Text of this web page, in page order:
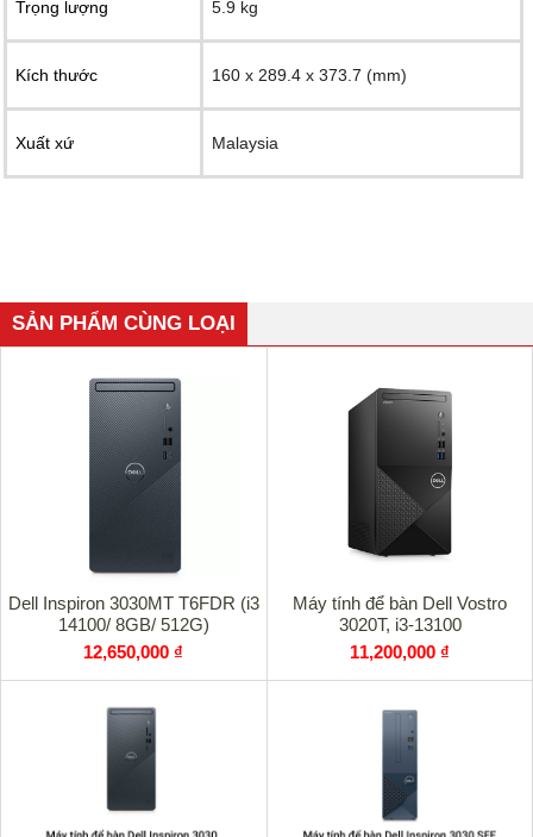
Trọng lượng 5.9 kg
Kích thước 160 x 289.4 x 373.7 (mm)
Xuất xứ Malaysia
SẢN PHẨM CÙNG LOẠI
Dell Inspiron 3030MT T6FDR (i3
14100/ 8GB/ 512G)
12,650,000 ₫
Máy tính để bàn Dell Vostro
3020T, i3-13100
11,200,000 ₫